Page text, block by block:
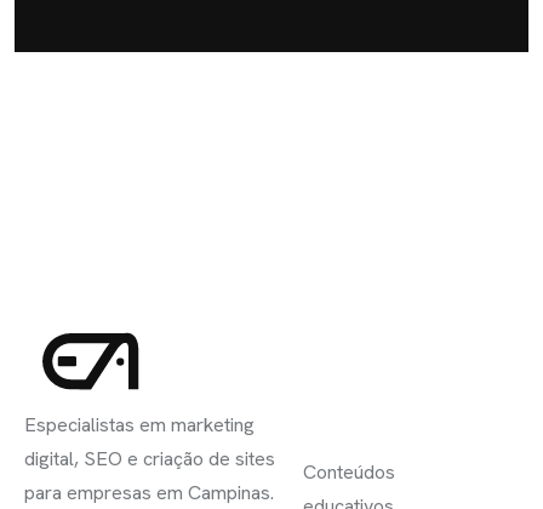
Especialistas em marketing
digital, SEO e criação de sites
para empresas em Campinas.
Conteúdos